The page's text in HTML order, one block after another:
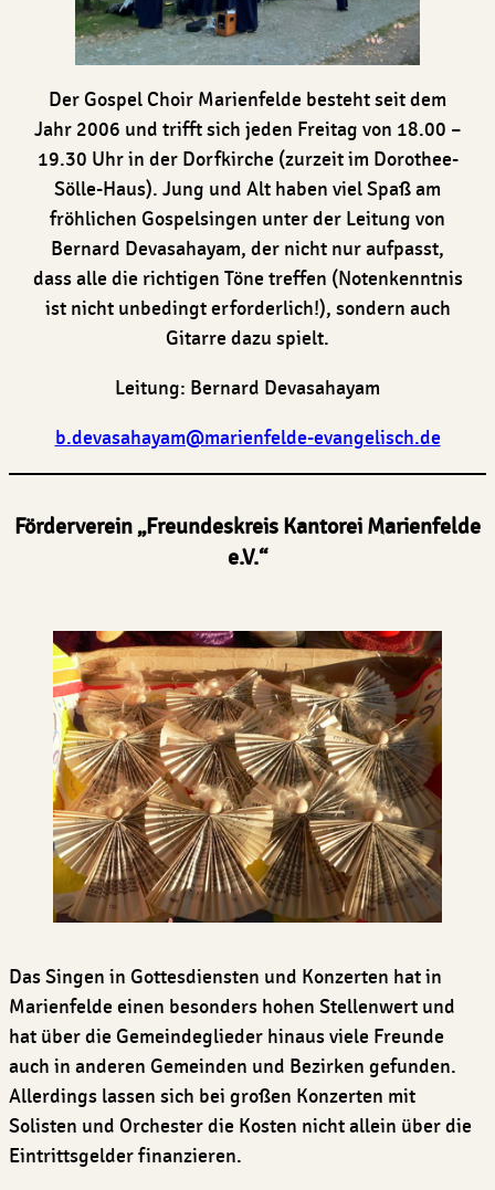
Der Gospel Choir Marienfelde besteht seit dem
Jahr 2006 und trifft sich jeden Freitag von 18.00 –
19.30 Uhr in der Dorfkirche (zurzeit im Dorothee-
Sölle-Haus). Jung und Alt haben viel Spaß am
fröhlichen Gospelsingen unter der Leitung von
Bernard Devasahayam, der nicht nur aufpasst,
dass alle die richtigen Töne treffen (Notenkenntnis
ist nicht unbedingt erforderlich!), sondern auch
Gitarre dazu spielt.
Leitung: Bernard Devasahayam
b.devasahayam@marienfelde-evangelisch.de
Förderverein „Freundeskreis Kantorei Marienfelde
e.V.“
Das Singen in Gottesdiensten und Konzerten hat in
Marienfelde einen besonders hohen Stellenwert und
hat über die Gemeindeglieder hinaus viele Freunde
auch in anderen Gemeinden und Bezirken gefunden.
Allerdings lassen sich bei großen Konzerten mit
Solisten und Orchester die Kosten nicht allein über die
Eintrittsgelder finanzieren.